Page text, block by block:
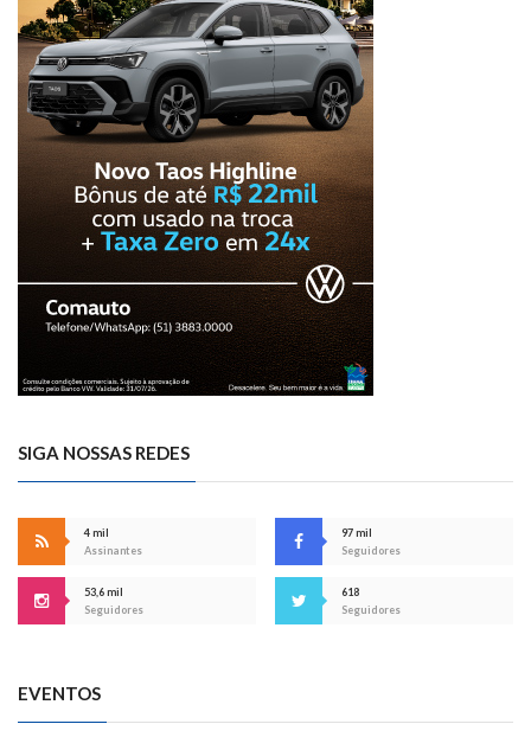
SIGA NOSSAS REDES
4 mil
Assinantes
97 mil
Seguidores
53,6 mil
Seguidores
618
Seguidores
EVENTOS